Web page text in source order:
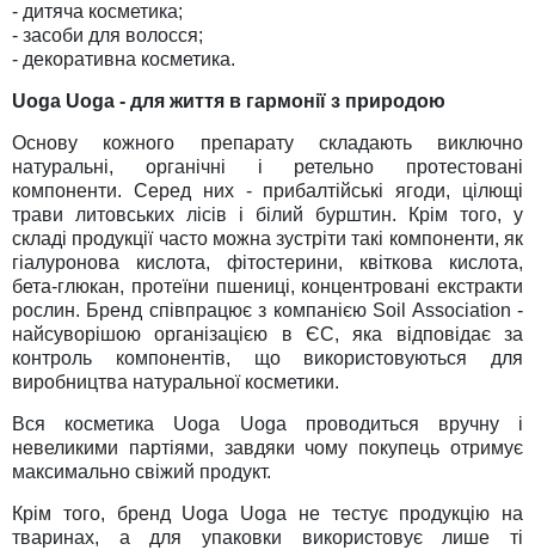
- дитяча косметика;
- засоби для волосся;
- декоративна косметика.
Uoga Uoga - для життя в гармонії з природою
Основу кожного препарату складають виключно
натуральні, органічні і ретельно протестовані
компоненти. Серед них - прибалтійські ягоди, цілющі
трави литовських лісів і білий бурштин. Крім того, у
складі продукції часто можна зустріти такі компоненти, як
гіалуронова кислота, фітостерини, квіткова кислота,
бета-глюкан, протеїни пшениці, концентровані екстракти
рослин. Бренд співпрацює з компанією Soil Association -
найсуворішою організацією в ЄС, яка відповідає за
контроль компонентів, що використовуються для
виробництва натуральної косметики.
Вся косметика Uoga Uoga проводиться вручну і
невеликими партіями, завдяки чому покупець отримує
максимально свіжий продукт.
Крім того, бренд Uoga Uoga не тестує продукцію на
тваринах, а для упаковки використовує лише ті